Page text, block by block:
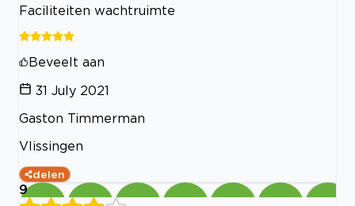
Faciliteiten wachtruimte
Beveelt aan
31 July 2021
Gaston Timmerman
Vlissingen
delen
9